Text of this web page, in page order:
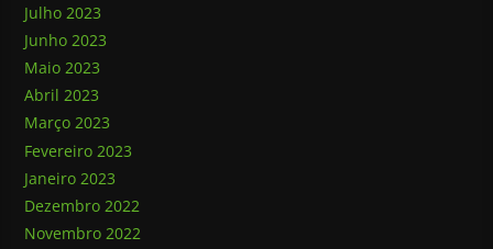
Julho 2023
Junho 2023
Maio 2023
Abril 2023
Março 2023
Fevereiro 2023
Janeiro 2023
Dezembro 2022
Novembro 2022